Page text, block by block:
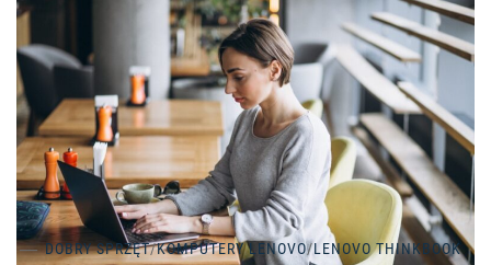
DOBRY SPRZĘT/KOMPUTERY LENOVO/LENOVO THINKBOOK